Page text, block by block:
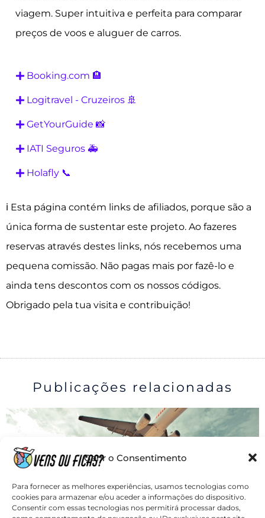
Gerir o Consentimento
Para fornecer as melhores experiências, usamos tecnologias como
cookies para armazenar e/ou aceder a informações do dispositivo.
Consentir com essas tecnologias nos permitirá processar dados,
viagem. Super intuitiva e perfeita para comparar
preços de voos e aluguer de carros.
Booking.com 🏨
Logitravel - Cruzeiros 🚢
GetYourGuide 📸
IATI Seguros 🚑
Holafly 📞
ℹ️ Esta página contém links de afiliados, porque são a
única forma de sustentar este projeto. Ao fazeres
reservas através destes links, nós recebemos uma
pequena comissão. Não pagas mais por fazê-lo e
ainda tens descontos com os nossos códigos.
Obrigado pela tua visita e contribuição!
Publicações relacionadas